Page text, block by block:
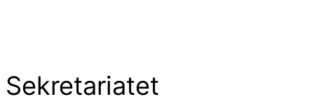
Sekretariatet